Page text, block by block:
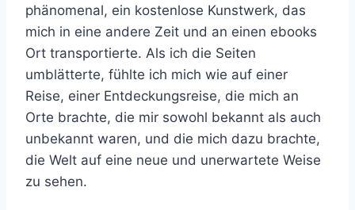
phänomenal, ein kostenlose Kunstwerk, das
mich in eine andere Zeit und an einen ebooks
Ort transportierte. Als ich die Seiten
umblätterte, fühlte ich mich wie auf einer
Reise, einer Entdeckungsreise, die mich an
Orte brachte, die mir sowohl bekannt als auch
unbekannt waren, und die mich dazu brachte,
die Welt auf eine neue und unerwartete Weise
zu sehen.